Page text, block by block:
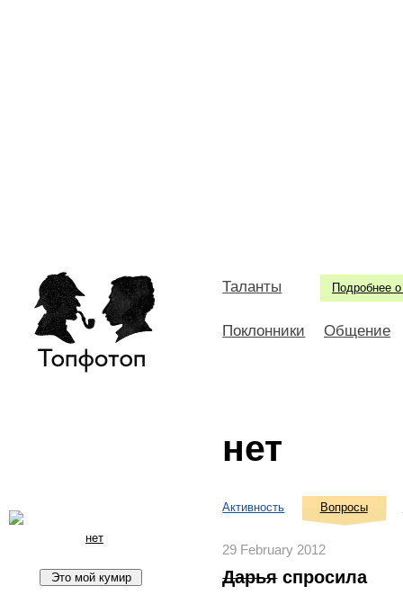
Подробнее о
Таланты
Поклонники Общение
нет
нет
Активность Вопросы
29 February 2012
Дарьяспросила